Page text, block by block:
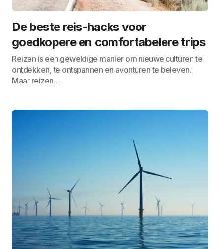
De beste reis-hacks voor
goedkopere en comfortabelere trips
Reizen is een geweldige manier om nieuwe culturen te
ontdekken, te ontspannen en avonturen te beleven.
Maar reizen…